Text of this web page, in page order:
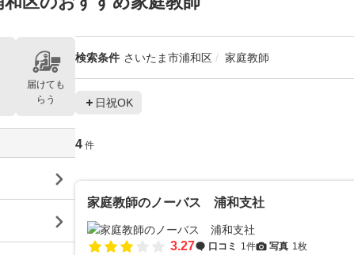
検索条件 さいたま市浦和区 家庭教師
日祝OK
4 件
家庭教師のノーバス 浦和支社
3.27 口コミ 1件 写真 1枚
届けても
らう